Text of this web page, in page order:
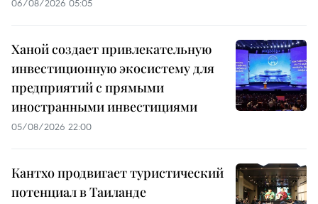
06/08/2026 05:05
Ханой создает привлекательную
инвестиционную экосистему для
предприятий с прямыми
иностранными инвестициями
05/08/2026 22:00
Кантхо продвигает туристический
потенциал в Таиланде